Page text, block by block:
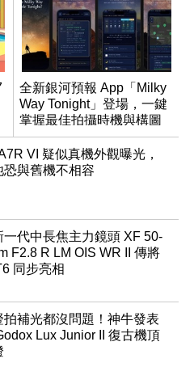
全新銀河預報 App「Milky
Way Tonight」登場，一鍵
掌握最佳拍攝時機與構圖
VI 疑似真機外觀曝光，
恐與舊機不相容
一代中長焦主力鏡頭 XF 50-
F2.8 R LM OIS WR II 傳將
同步亮相
拍補光都沒問題！神牛發表
Lux Junior II 復古機頂